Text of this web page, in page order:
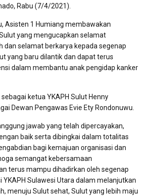
Rabu (7/4/2021).
Asisten 1 Humiang membawakan
yang mengucapkan selamat
dan selamat berkarya kepada segenap
yang baru dilantik dan dapat terus
dalam membantu anak pengidap kanker
ketua YKAPH Sulut Henny
Dewan Pengawas Evie Ety Rondonuwu.
jawab yang telah dipercayakan,
baik serta dibingkai dalam totalitas
bagi kemajuan organisasi dan
semangat kebersamaan
terus mampu dihadirkan oleh segenap
YKAPH Sulawesi Utara dalam melanjutkan
menuju Sulut sehat, Sulut yang lebih maju